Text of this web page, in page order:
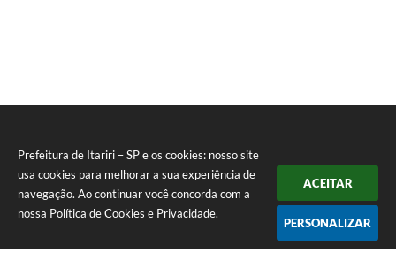
Prefeitura de Itariri – SP e os cookies: nosso site
usa cookies para melhorar a sua experiência de
navegação. Ao continuar você concorda com a
nossa Política de Cookies e Privacidade.
ACEITAR
PERSONALIZAR